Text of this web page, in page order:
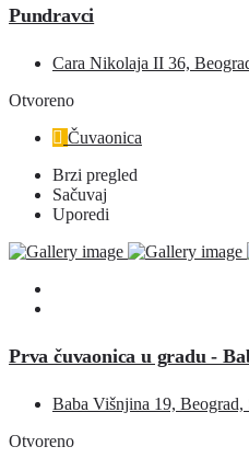
Pundravci
Cara Nikolaja II 36,
Otvoreno
Čuvaonica
Brzi pregled
Sačuvaj
Uporedi
Prva čuvaonica u gradu -
Baba Višnjina 19,
Otvoreno